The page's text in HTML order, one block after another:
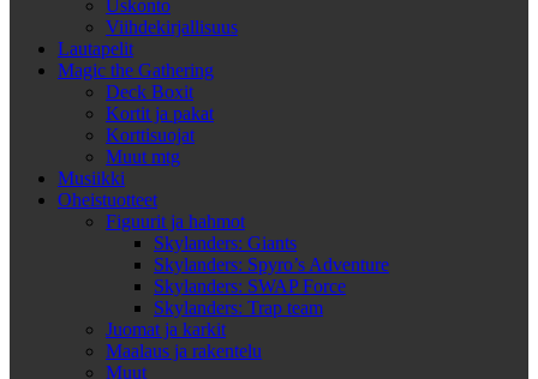
Uskonto
Viihdekirjallisuus
Lautapelit
Magic the Gathering
Deck Boxit
Kortit ja pakat
Korttisuojat
Muut mtg
Musiikki
Oheistuotteet
Figuurit ja hahmot
Skylanders: Giants
Skylanders: Spyro’s Adventure
Skylanders: SWAP Force
Skylanders: Trap team
Juomat ja karkit
Maalaus ja rakentelu
Muut